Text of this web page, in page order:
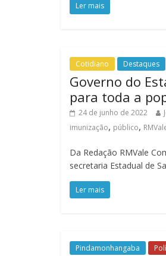
Ler mais
Cotidiano Destaques
Governo do
para toda a
24 de junho de 2022
imunização, público,
Da Redação RMVale
secretaria Estadual de
Ler mais
Pindamonhangaba